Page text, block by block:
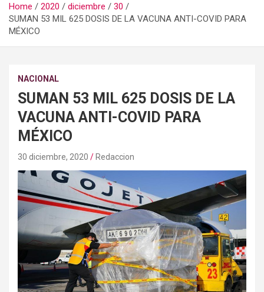
Home 2020 diciembre
30
SUMAN 53 MIL 625 DOSIS DE LA VACUNA ANTI-COVID PARA
MÉXICO
NACIONAL
SUMAN 53 MIL 625 DOSIS DE LA
VACUNA ANTI-COVID PARA
MÉXICO
30 diciembre, 2020 Redaccion